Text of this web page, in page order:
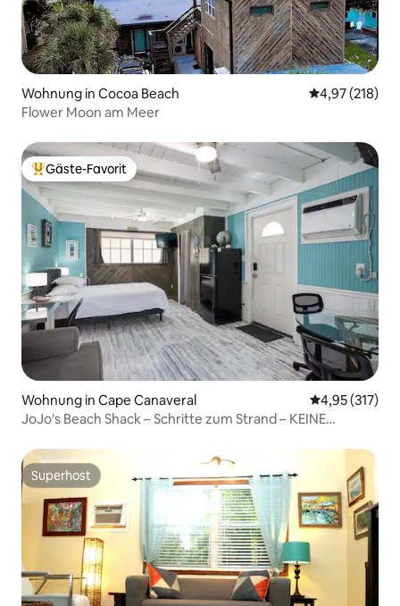
Wohnung in Cocoa Beach
4,97 (218)
Flower Moon am Meer
Beliebter Gäste-Favorit.
Gäste-Favorit
Wohnung in Cape Canaveral
4,95 (317)
JoJo's Beach Shack – Schritte zum Strand – KEINE
Superhost
Superhost